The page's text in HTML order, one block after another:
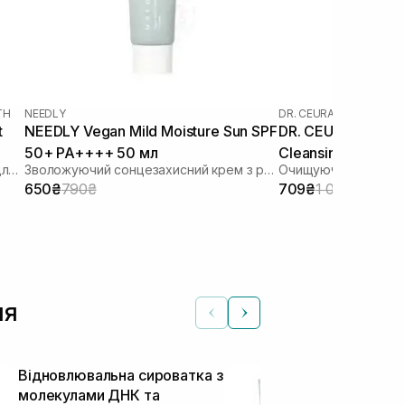
Зволожуючий сонцезахисний крем для обличчя з гіалуроновою кислотою
NEEDLY
NEEDLY Vegan Mild Moisture Sun SPF
50+ PA++++ 50 мл
Зволожуючий сонцезахисний крем з рослинним скваланом
650₴790₴
DR. CEURACLE
DR. CEURACLE
Cleansing Oil
мл
709₴1 090₴
Відновлювальна сироватка з
молекулами ДНК та